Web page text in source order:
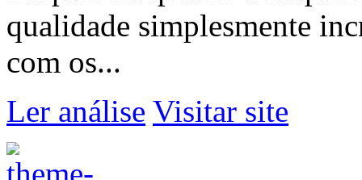
qualidade simplesmente
com os...
Ler análise Visitar site